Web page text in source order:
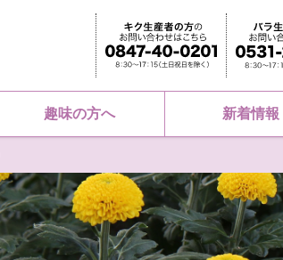
趣味の方へ 新着情報